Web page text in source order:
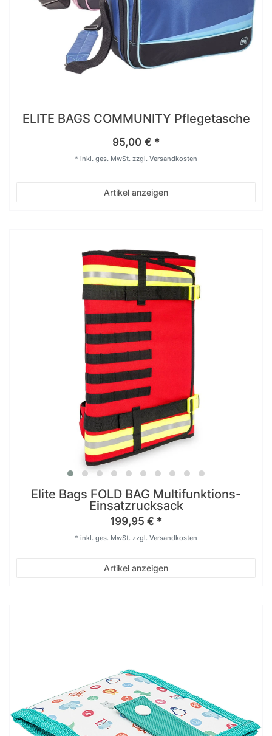
ELITE BAGS COMMUNITY Pflegetasche
95,00 € *
Artikel anzeigen
* inkl. ges. MwSt. zzgl. Versandkosten
Elite Bags FOLD BAG Multifunktions-
Einsatzrucksack
199,95 € *
Artikel anzeigen
* inkl. ges. MwSt. zzgl. Versandkosten